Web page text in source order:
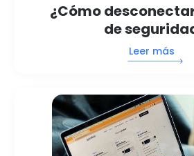
¿Cómo
de
Leer más